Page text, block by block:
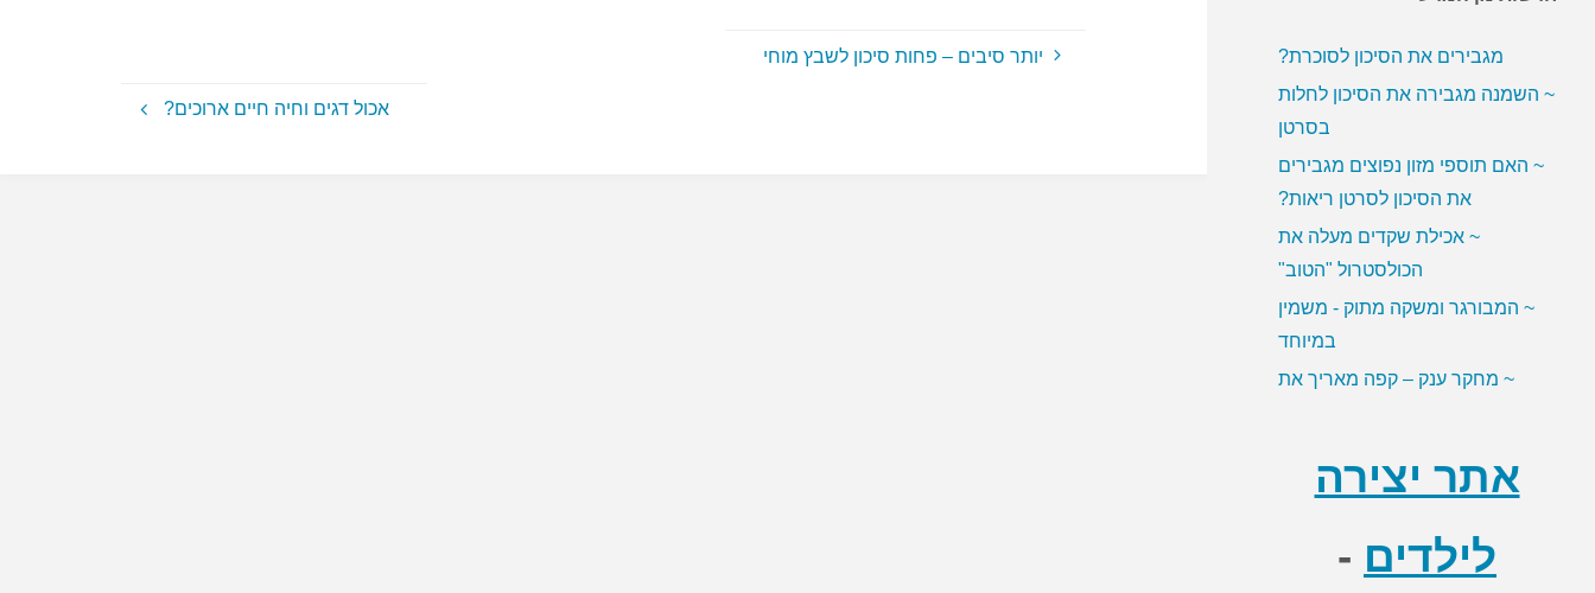
יותר סיבים – פחות סיכון לשבץ מוחי
אכול דגים וחיה חיים ארוכים?
בסרטן
את הסיכון לסרטן ריאות?
הכולסטרול "הטוב"
במיוחד
תוחלת החיים
אתר יצירה
לילדים -